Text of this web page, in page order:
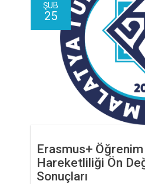
ŞUB
25
Erasmus+
Hareketliliği Ön
Sonuçları